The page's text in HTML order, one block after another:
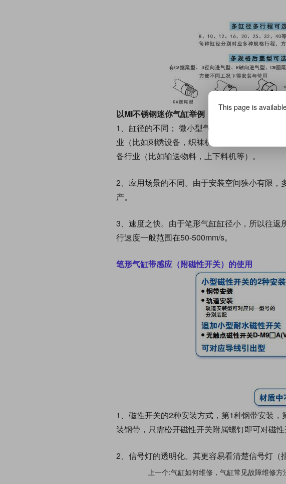
以MI不锈钢迷你气缸举例
1、缸径的不同； 微小型气缸的缸径特别小（
业（比如刺绣设备，织袜机等）中小型
常
备行业（比如输送物料，上下料机等）。
2、应用场景的不同。由于安装空间狭小有限
产。
3、速度之快。由于笔形气缸缸径小，所以往
行速度一般范围在50-500mm/s。
笔形气缸带感应（附磁性开关）的使用
1、磁性开关的2种安装方式，第1种钢带安装
装钢带，只需松开磁性开关附属螺钉即可对磁性
2、信号灯的透明化。其更容易看清楚信号灯（
上一个:气缸如何维修，气缸常见故障维修方
This page is